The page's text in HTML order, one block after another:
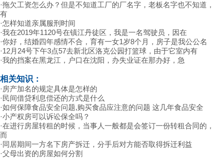
·拖欠工资怎么办？但是不知道工厂的厂名字，老板名字也不知道，
有
·怎样知道亲属服刑时间
·我在2019年1120号在镇江丹徒区，我是一名驾驶员，因在
·你好，结婚四年感情不合，育有一女1岁8个月，房子是我公公名
·12月24号下午3点57去新北区洛克公园打篮球，由于它室内有
·我的挡案在黑龙江，户口在沈阳，办失业证在那办好，急
相关知识：
·房产加名的规定具体是怎样的
·民间借贷利息偿还的方式是什么
·如何保障食品安全问题,购买食品应注意的问题 这几年食品安全
·小产权房可以诉讼保全吗？
·在进行房屋转租的时候，当事人一般都是会签订一份转租合同的，
而
·同居期间一方名下房产拆迁，分手后对方能否取得拆迁利益
·父母出资的房屋如何分割